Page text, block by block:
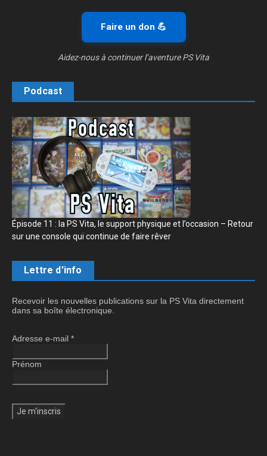
Faire un don 💪
Aidez-nous à continuer l’aventure PS Vita
Podcast
Épisode 11 : la PS Vita, le support physique et l’occasion – Retour
sur une console qui continue de faire rêver
Lettre d'info
Recevoir les nouvelles publications sur la PS Vita directement
dans sa boîte électronique.
Adresse e-mail *
Prénom